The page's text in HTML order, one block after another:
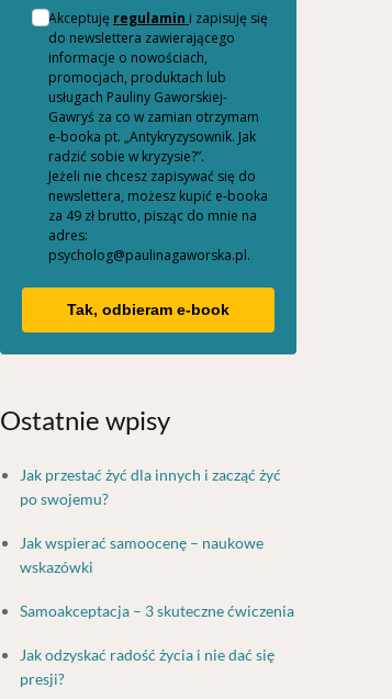
Akceptuję regulamin i zapisuję się
do newslettera zawierającego
informacje o nowościach,
promocjach, produktach lub
usługach Pauliny Gaworskiej-
Gawryś za co w zamian otrzymam
e-booka pt. „Antykryzysownik. Jak
radzić sobie w kryzysie?”.
Jeżeli nie chcesz zapisywać się do
newslettera, możesz kupić e-booka
za 49 zł brutto, pisząc do mnie na
adres:
psycholog@paulinagaworska.pl.
Tak, odbieram e-book
Ostatnie wpisy
Jak przestać żyć dla innych i zacząć żyć
po swojemu?
Jak wspierać samoocenę – naukowe
wskazówki
Samoakceptacja – 3 skuteczne ćwiczenia
Jak odzyskać radość życia i nie dać się
presji?